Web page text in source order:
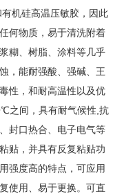
机硅高温压敏胶，因此
何物质 ， 易于清洗附着
浆糊、树脂、涂料等几乎
，能耐强酸、强碱、王
性 ， 和耐高温性以及优
之间，具有耐气候性 抗
封口热合、电子电气等
贴，并具有反复粘贴功
强度高的特点，可应用
使用、易于更换。可直